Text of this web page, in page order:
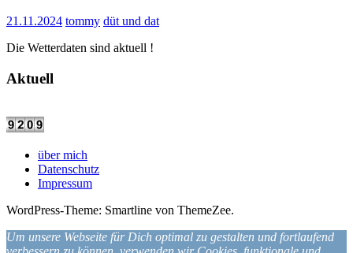
21.11.2024 tommy düt und dat
Die Wetterdaten sind aktuell !
Aktuell
über mich
Datenschutz
Impressum
WordPress-Theme: Smartline von ThemeZee.
Um unsere Webseite für Dich optimal zu gestalten und fortlaufend